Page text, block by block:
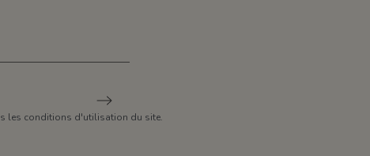
les conditions d'utilisation du site.